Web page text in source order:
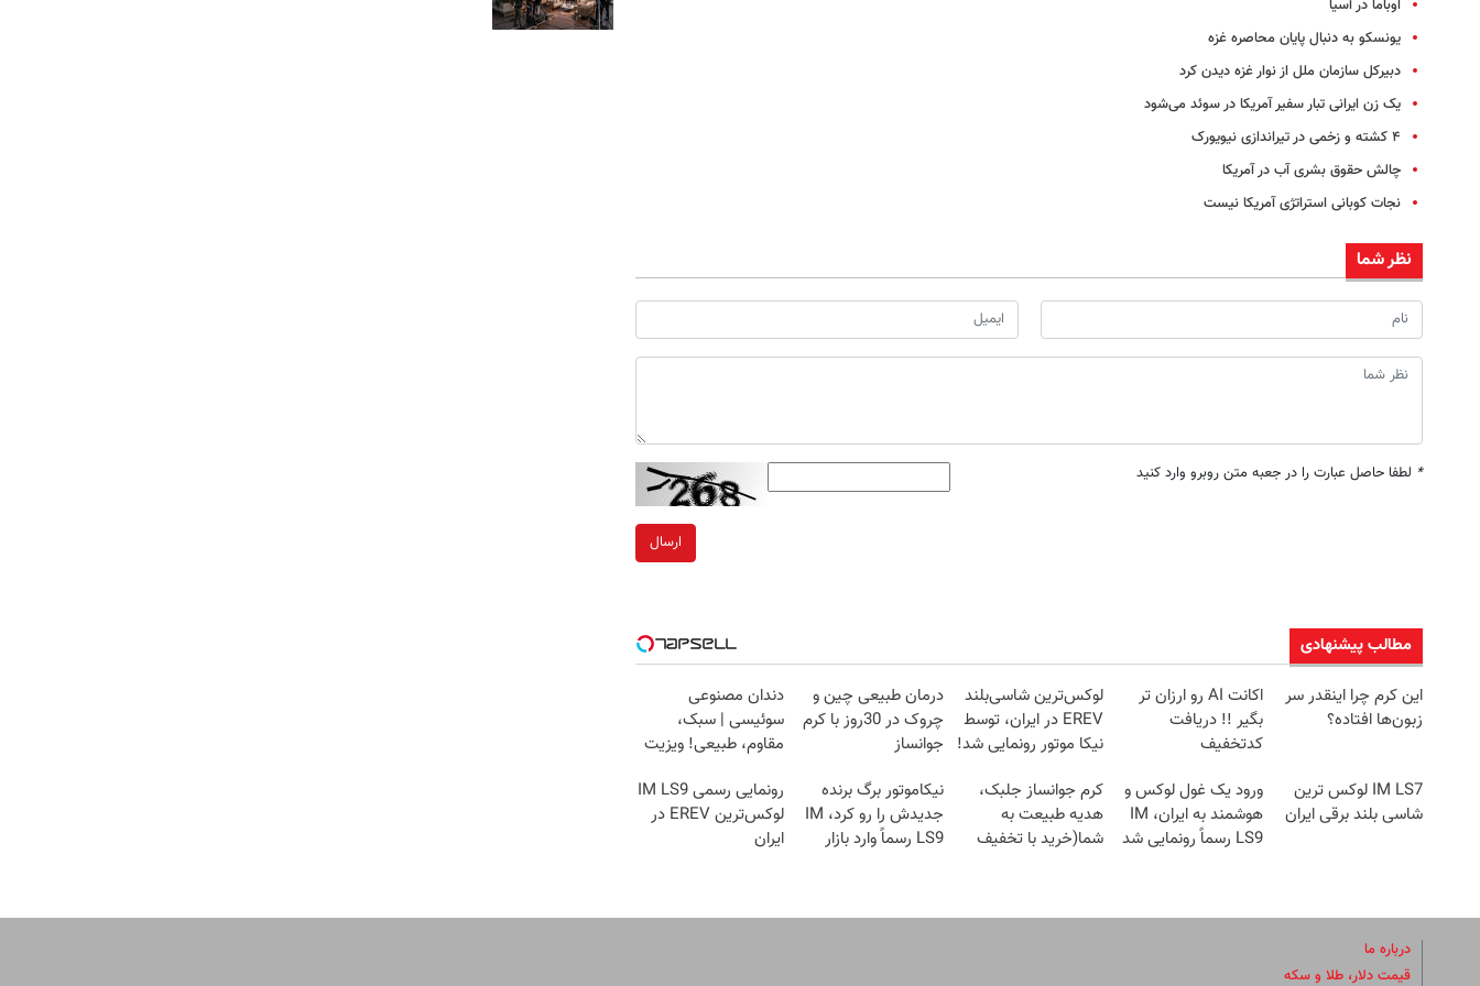
اوباما در آسیا
یونسکو به دنبال پایان محاصره غزه
دبیرکل سازمان ملل از نوار غزه دیدن کرد
یک زن ایرانی تبار سفیر آمریکا در سوئد می‌شود
۴ کشته و زخمی در تیراندازی نیویورک
چالش حقوق بشری آب در آمریکا
نجات کوبانی استراتژی آمریکا نیست
نظر شما
* لطفا حاصل عبارت را در جعبه متن روبرو وارد کنید
ارسال
مطالب پیشنهادی
این کرم چرا اینقدر سر
زبون‌ها افتاده؟
اکانت AI رو ارزان تر
بگیر !! دریافت
کدتخفیف
لوکس‌ترین شاسی‌بلند
EREV در ایران، توسط
نیکا موتور رونمایی شد!
درمان طبیعی چین و
چروک در 30روز با کرم
جوانساز
دندان مصنوعی
سوئیسی | سبک،
مقاوم، طبیعی! ویزیت
اقساطی😍
IM LS7 لوکس ترین
شاسی بلند برقی ایران
ورود یک غول لوکس و
هوشمند به ایران، IM
LS9 رسماً رونمایی شد
کرم جوانساز جلبک،
هدیه طبیعت به
شما(خرید با تخفیف
نیکاموتور برگ برنده
جدیدش را رو کرد، IM
LS9 رسماً وارد بازار
رونمایی رسمی IM LS9
لوکس‌ترین EREV در
ایران
درباره ما
قیمت دلار، طلا و سکه